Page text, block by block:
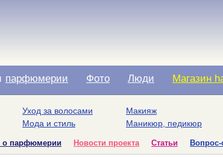
парфюмерии Фото Люди Магазин
Уход за волосами
Мода и стиль
Макияж
Маникюр, педикюр
парфюмерии Новости проекта Статьи Вопрос-